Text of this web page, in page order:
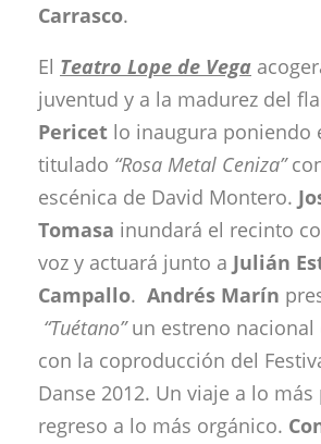
Carrasco.
El Teatro Lope de Vega
juventud y a la madurez del
Pericet lo inaugura poniendo
titulado “Rosa Metal Ceniza”
escénica de David Montero.
Tomasa inundará el recinto
voz y actuará junto a Julián
Campallo. Andrés Marín
“Tuétano”un estreno nacional
con la coproducción del
Danse 2012. Un viaje a lo
regreso a lo más orgánico.